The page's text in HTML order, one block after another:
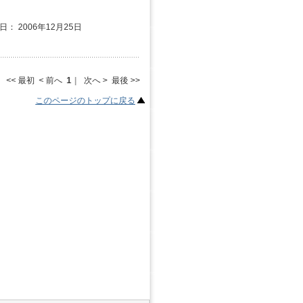
2006年12月25日
<< 最初 < 前へ 1 ｜ 次へ > 最後 >>
このページのトップに戻る